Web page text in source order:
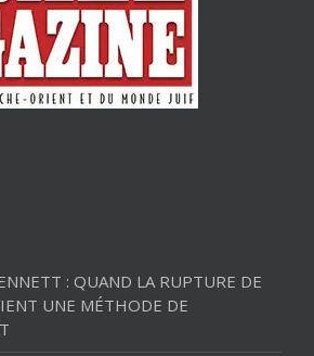
: QUAND LA RUPTURE DE
UNE MÉTHODE DE